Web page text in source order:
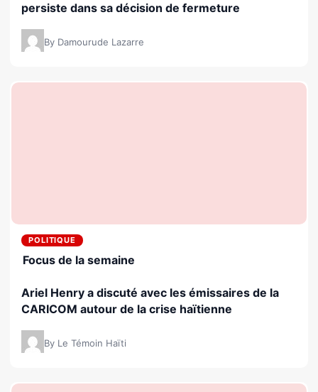
persiste dans sa décision de fermeture
By Damourude Lazarre
POLITIQUE
Focus de la semaine
Ariel Henry a discuté avec les émissaires de la
CARICOM autour de la crise haïtienne
By Le Témoin Haïti